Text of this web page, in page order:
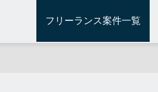
フリーランス案件一覧